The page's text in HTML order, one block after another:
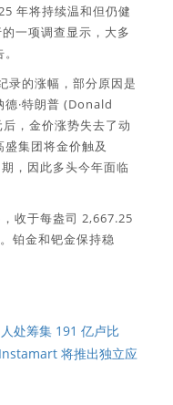
年将持续温和但仍健
一项调查显示，大多
录的涨幅，部分原因是
德·特朗普 (Donald
，金价涨势失去了动
集团将金价触及
，因此多头今年面临
收于每盎司 2,667.25
铂金和钯金保持稳
处筹集 191 亿卢比
将推出独立应